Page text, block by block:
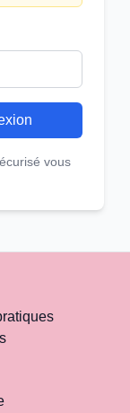
vous